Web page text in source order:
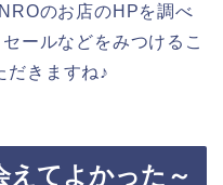
のお店のHPを調べ
ールなどをみつけるこ
だきますね♪
えてよかった～